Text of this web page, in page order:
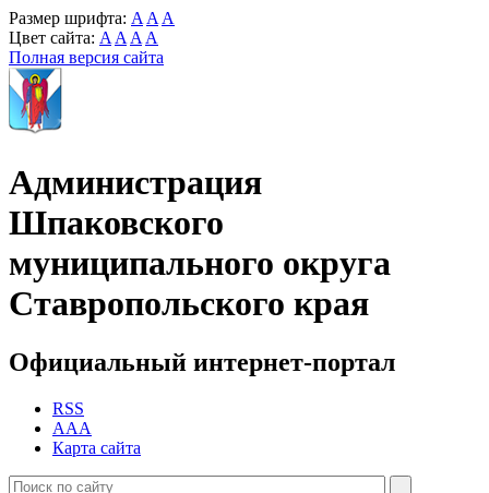
Размер шрифта: A A A
Цвет сайта: A A A A
Полная версия сайта
Администрация
Шпаковского
муниципального округа
Ставропольского края
Официальный интернет-портал
RSS
AAA
Карта сайта